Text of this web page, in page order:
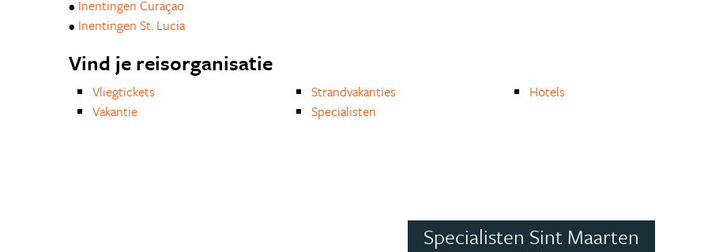
• Inentingen Curaçao
• Inentingen St. Lucia
Vind je reisorganisatie
Vliegtickets
Vakantie
Strandvakanties
Specialisten
Hotels
Specialisten Sint Maarten